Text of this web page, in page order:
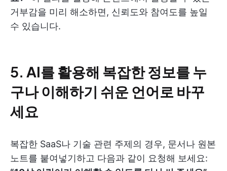
거부감을 미리 해소하면, 신뢰도와 참여도를 높일
수 있습니다.
5. AI를 활용해 복잡한 정보를 누
구나 이해하기 쉬운 언어로 바꾸
세요
복잡한 SaaS나 기술 관련 주제의 경우, 문서나 원본
노트를 붙여넣기하고 다음과 같이 요청해 보세요: